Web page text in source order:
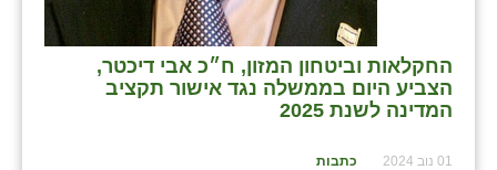
החקלאות וביטחון המזון, ח״כ אבי דיכטר,
הצביע היום בממשלה נגד אישור תקציב
המדינה לשנת 2025
01 נוב 2024 כתבות